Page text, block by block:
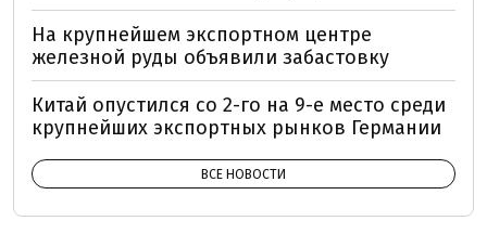
На крупнейшем экспортном центре
железной руды объявили забастовку
Китай опустился со 2-го на 9-е место среди
крупнейших экспортных рынков Германии
ВСЕ НОВОСТИ